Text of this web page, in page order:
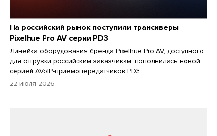
На российский рынок поступили трансиверы
Pixelhue Pro AV серии PD3
Линейка оборудования бренда Pixelhue Pro AV, доступного
для отгрузки российским заказчикам, пополнилась новой
серией AVoIP-приемопередатчиков PD3.
22 июля 2026